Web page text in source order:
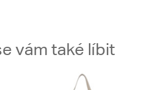
vám také líbit